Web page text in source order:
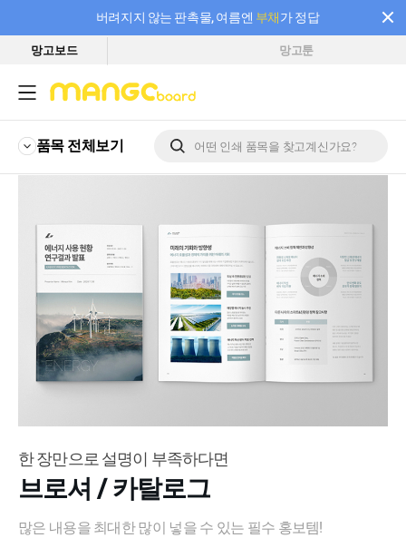
버려지지 않는 판촉물, 여름엔 부채가 정답
필요한 만큼 충전하고 끊김 없이 작업하세요! 새로워진 AI 부스터 요금제
망고보드 망고툰
품목 전체 보기
한 장만으로 설명이 부족하다면
브로셔 / 카탈로그
많은 내용을 최대한 많이 넣을 수 있는 필수 홍보템!